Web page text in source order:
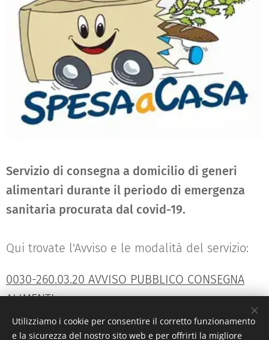
Servizio di consegna a domicilio di generi
alimentari durante il periodo di emergenza
sanitaria procurata dal covid-19.
Qui trovate l'Avviso e le modalità del servizio:
0030-260.03.20 AVVISO PUBBLICO CONSEGNA
ALIMENTI
Utilizziamo i cookie per consentire il corretto funzionamento
e la sicurezza del nostro sito web e per offrirti la migliore